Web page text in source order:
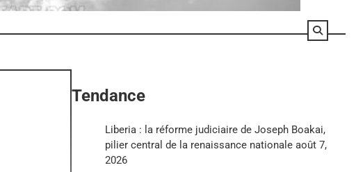
Tendance
Liberia : la réforme judiciaire de Joseph Boakai,
pilier central de la renaissance nationale août 7,
2026